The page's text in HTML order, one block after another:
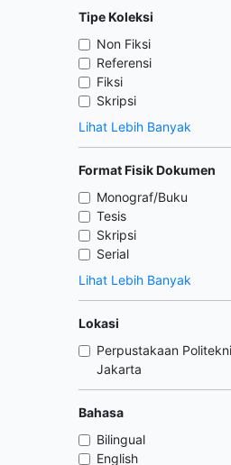
Tipe Koleksi
Non Fiksi
Referensi
Fiksi
Skripsi
Lihat Lebih Banyak
Format Fisik Dokumen
Monograf/Buku
Tesis
Skripsi
Serial
Lihat Lebih Banyak
Lokasi
Perpustakaan
Jakarta
Bahasa
Bilingual
English